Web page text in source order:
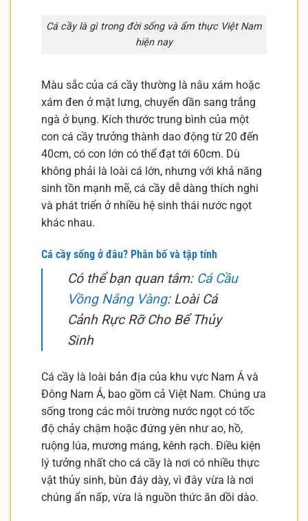
Cá cầy là gì trong đời sống và ẩm thực Việt Nam
hiện nay
Màu sắc của cá cầy thường là nâu xám hoặc
xám đen ở mặt lưng, chuyển dần sang trắng
ngà ở bụng. Kích thước trung bình của một
con cá cầy trưởng thành dao động từ 20 đến
40cm, có con lớn có thể đạt tới 60cm. Dù
không phải là loài cá lớn, nhưng với khả năng
sinh tồn mạnh mẽ, cá cầy dễ dàng thích nghi
và phát triển ở nhiều hệ sinh thái nước ngọt
khác nhau.
Cá cầy sống ở đâu? Phân bố và tập tính
Có thể bạn quan tâm: Cá Cầu
Vồng Nắng Vàng: Loài Cá
Cảnh Rực Rỡ Cho Bể Thủy
Sinh
Cá cầy là loài bản địa của khu vực Nam Á và
Đông Nam Á, bao gồm cả Việt Nam. Chúng ưa
sống trong các môi trường nước ngọt có tốc
độ chảy chậm hoặc đứng yên như ao, hồ,
ruộng lúa, mương máng, kênh rạch. Điều kiện
lý tưởng nhất cho cá cầy là nơi có nhiều thực
vật thủy sinh, bùn đáy dày, vì đây vừa là nơi
chúng ẩn nấp, vừa là nguồn thức ăn dồi dào.